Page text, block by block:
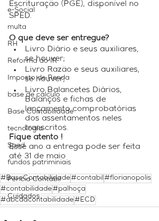
e-Social
multa
RH
Reforma do IR
Imposto de Renda
base de cálculo
Base Contabilidade
tecnologia
Sped
fundos patriminiais
Perícia Contábil
Cuidados
Escrituração (PGE), disponível no
SPED.
O que deve ser entregue?
Livro Diário e seus auxiliares,
se houver;
Livro Razão e seus auxiliares,
se houver;
Livro Balancetes Diários,
Balanços e fichas de
lançamento comprobatórias
dos assentamentos neles
transcritos.
Fique atento !
Esse ano a entrega pode ser feita
até 31 de maio
#BaseContabilidade#contabil#florianopolis
#contabilidade#palhoça
#abcdacontabilidade#ECD